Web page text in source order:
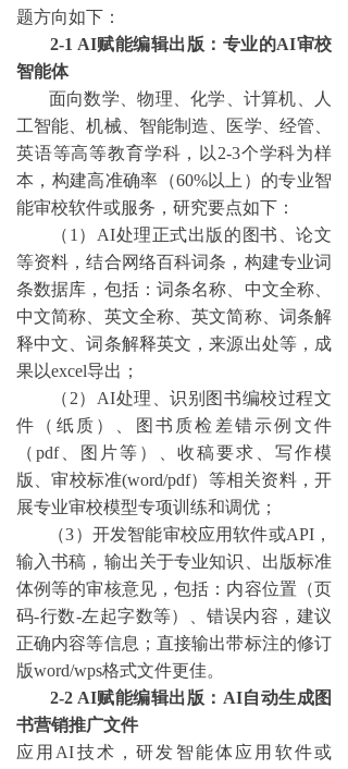
题方向如下：
2-1 AI赋能编辑出版：专业的AI审校
智能体
面向数学、物理、化学、计算机、人
工智能、机械、智能制造、医学、经管、
英语等高等教育学科，以 2-3个学科为样
本，构建高准确率（60%以上）的专业智
能审校软件或服务，研究要点如下：
（ 1）AI处理正式出版的图书、论文
等资料，结合网络百科词条，构建专业词
条数据库，包括：词条名称、中文全称、
中文简称、英文全称、英文简称、词条解
释中文、词条解释英文，来源出处等，成
果以excel导出；
（ 2）AI处理、识别图书编校过程文
件（纸质）、图书质检差错示例文件
（pdf、图片等）、收稿要求、写作模
版、审校标准(word/pdf）等相关资料，开
展专业审校模型专项训练和调优；
（3）开发智能审校应用软件或API，
输入书稿，输出关于专业知识、出版标准
体例等的审核意见，包括：内容位置（页
码-行数-左起字数等）、错误内容，建议
正确内容等信息；直接输出带标注的修订
版word/wps格式文件更佳。
2-2 AI赋能编辑出版：AI自动生成图
书营销推广文件
应用 AI技术，研发智能体应用软件或